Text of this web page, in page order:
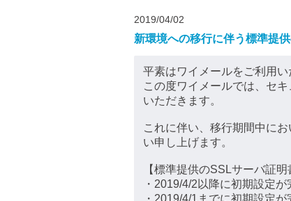
2019/04/02
新環境への移行に伴う標準提
平素はワイメールをご利用い
この度ワイメールでは、セ
いただきます。
これに伴い、移行期間中に
い申し上げます。
【標準提供のSSLサーバ証明
・2019/4/2以降に初期設定